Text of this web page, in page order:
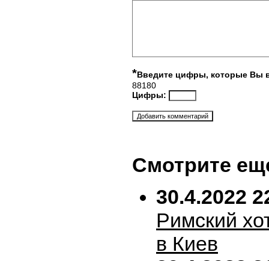
*Введите цифры, которые Вы
88180
Цифры:
Смотрите
30.4.2022
Римский
в Киев